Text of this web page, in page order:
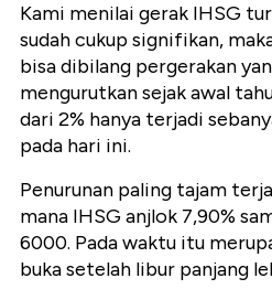
Kami menilai gerak IHSG
sudah cukup signifikan,
bisa dibilang pergerakan
mengurutkan sejak awal
dari 2% hanya terjadi
pada hari ini.
Penurunan paling tajam
mana IHSG anjlok 7,90%
6000. Pada waktu itu
buka setelah libur panjang